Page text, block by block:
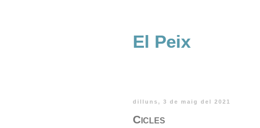
El Peix
dilluns, 3 de maig del 2021
Cicles